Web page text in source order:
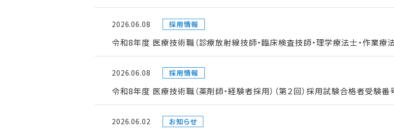
2026.06.08 採用情報
令和8年度 医療技術職（診療放射線技師・臨床検査技師・理学療法士・作業療
2026.06.08 採用情報
令和8年度 医療技術職（薬剤師・経験者採用）（第２回）採用試験合格者受験番
2026.06.02 お知らせ